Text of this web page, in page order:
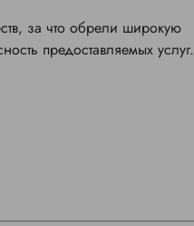
за что обрели широкую
предоставляемых услуг.